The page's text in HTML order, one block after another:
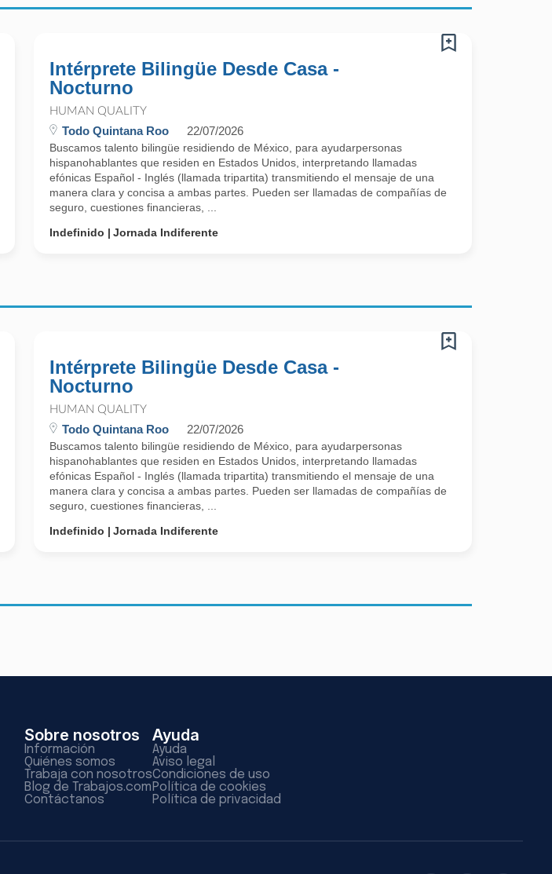
Intérprete Bilingüe Desde Casa -
Nocturno
HUMAN QUALITY
Todo Quintana Roo 22/07/2026
Buscamos talento bilingüe residiendo de México, para ayudarpersonas
hispanohablantes que residen en Estados Unidos, interpretando llamadas
efónicas Español - Inglés (llamada tripartita) transmitiendo el mensaje de una
manera clara y concisa a ambas partes. Pueden ser llamadas de compañías de
seguro, cuestiones financieras, ...
Indefinido
Jornada Indiferente
Intérprete Bilingüe Desde Casa -
Nocturno
HUMAN QUALITY
Todo Quintana Roo 22/07/2026
Buscamos talento bilingüe residiendo de México, para ayudarpersonas
hispanohablantes que residen en Estados Unidos, interpretando llamadas
efónicas Español - Inglés (llamada tripartita) transmitiendo el mensaje de una
manera clara y concisa a ambas partes. Pueden ser llamadas de compañías de
seguro, cuestiones financieras, ...
Indefinido
Jornada Indiferente
Sobre nosotros
Información
Quiénes somos
Trabaja con nosotros
Blog de Trabajos.com
Contáctanos
Ayuda
Ayuda
Aviso legal
Condiciones de uso
Política de cookies
Política de privacidad